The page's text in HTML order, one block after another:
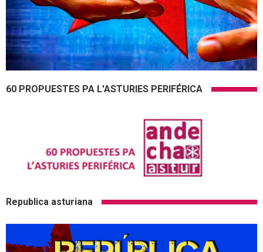
60 PROPUESTES PA L'ASTURIES PERIFÉRICA
Republica asturiana